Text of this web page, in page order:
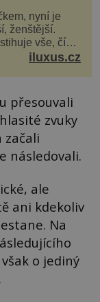
nyní je
ženštější.
vše, čím
sto dvacet...
iluxus.cz
přesouvali
zvuky
začali
následovali.
ale
ani kdekoliv
Na
o jediný